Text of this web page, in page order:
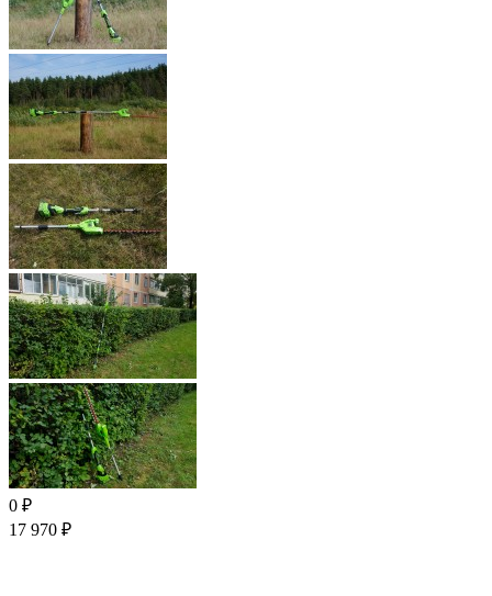
0 ₽
17 970 ₽